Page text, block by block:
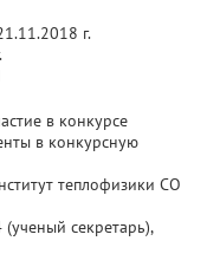
г.
в конкурсе
в конкурсную
теплофизики СО
секретарь),